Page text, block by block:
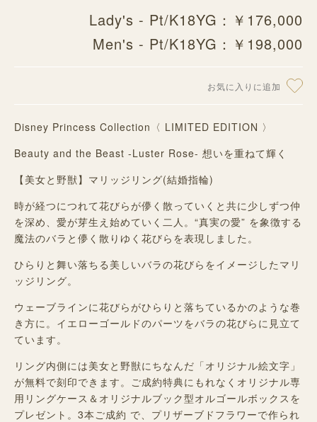
Lady's - Pt/K18YG：￥176,000
Men's - Pt/K18YG：￥198,000
お気に入りに追加
Disney Princess Collection〈 LIMITED EDITION 〉
Beauty and the Beast -Luster Rose- 想いを重ねて輝く
【美女と野獣】マリッジリング(結婚指輪)
時が経つにつれて花びらが儚く散っていくと共に少しずつ仲
を深め、愛が芽生え始めていく二人。“真実の愛” を象徴する
魔法のバラと儚く散りゆく花びらを表現しました。
ひらりと舞い落ちる美しいバラの花びらをイメージしたマリ
ッジリング。
ウェーブラインに花びらがひらりと落ちているかのような巻
き方に。イエローゴールドのパーツをバラの花びらに見立て
ています。
リング内側には美女と野獣にちなんだ「オリジナル絵文字」
が無料で刻印できます。ご成約特典にもれなくオリジナル専
用リングケース＆オリジナルブック型オルゴールボックスを
プレゼント。3本ご成約 で、プリザーブドフラワーで作られ